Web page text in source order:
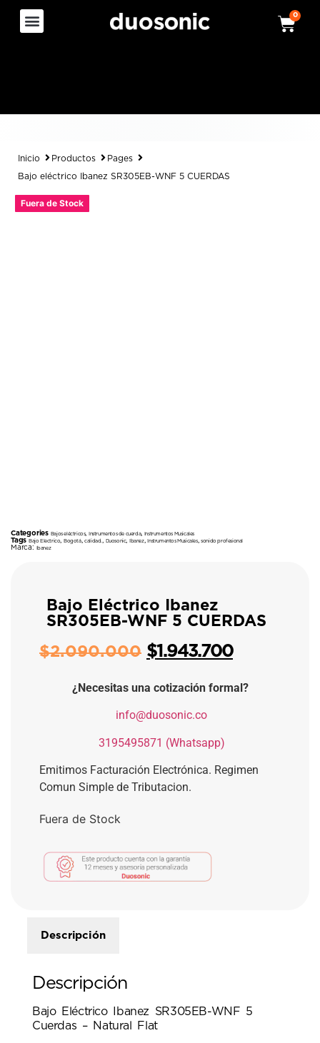
0
Inicio Productos Pages
Bajo eléctrico Ibanez SR305EB-WNF 5 CUERDAS
Fuera de Stock
Categories Bajos eléctricos,Instrumentos de cuerda, Instrumentos Musicales
Tags Bajo Electrico ,Bogotá,calidad. Duosonic,Ibanez,Instrumentos Musicales,sonido profesional
Marca: Ibanez
Bajo Eléctrico Ibanez
SR305EB-WNF 5 CUERDAS
$2.090.000 $1.943.700
¿Necesitas una cotización formal?
info@duosonic.co
3195495871 (Whatsapp)
Emitimos Facturación Electrónica. Regimen
Comun Simple de Tributacion.
Fuera de Stock
Descripción
Descripción
Bajo Eléctrico Ibanez SR305EB-WNF 5
Cuerdas – Natural Flat